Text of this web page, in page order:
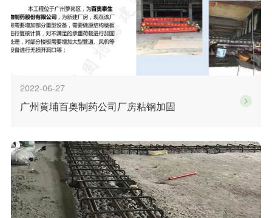
2022-06-27
广州黄埔百奥制药公司厂房粘钢加固